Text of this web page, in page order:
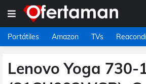
Portátiles Amazon TVs
Lenovo Yoga 730-